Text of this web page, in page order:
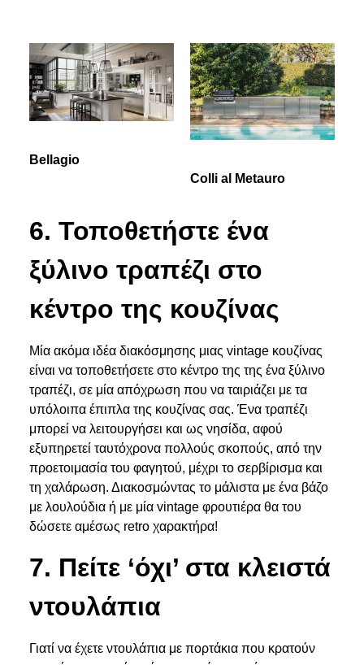
Bellagio
Colli al Metauro
6. Τοποθετήστε ένα
ξύλινο τραπέζι στο
κέντρο της κουζίνας
Μία ακόμα ιδέα διακόσμησης μιας vintage κουζίνας
είναι να τοποθετήσετε στο κέντρο της της ένα ξύλινο
τραπέζι, σε μία απόχρωση που να ταιριάζει με τα
υπόλοιπα έπιπλα της κουζίνας σας. Ένα τραπέζι
μπορεί να λειτουργήσει και ως νησίδα, αφού
εξυπηρετεί ταυτόχρονα πολλούς σκοπούς, από την
προετοιμασία του φαγητού, μέχρι το σερβίρισμα και
τη χαλάρωση. Διακοσμώντας το μάλιστα με ένα βάζο
με λουλούδια ή με μία vintage φρουτιέρα θα του
δώσετε αμέσως retro χαρακτήρα!
7. Πείτε ‘όχι’ στα κλειστά
ντουλάπια
Γιατί να έχετε ντουλάπια με πορτάκια που κρατούν